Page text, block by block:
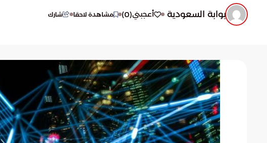
بوابة السعودية أعجبني(
0
) مشاهدة لاحقا شارك